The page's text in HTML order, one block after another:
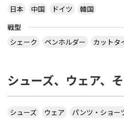
日本
中国 ドイツ
韓国
戦型
シェーク
ペンホルダー カットタ
シューズ、ウェア、
シューズ ウェア パンツ・ショー